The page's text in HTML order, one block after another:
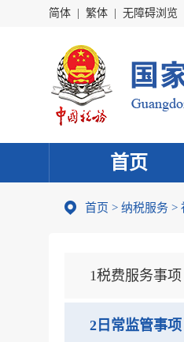
简体 繁体 无障碍浏览
首页
首页 > 纳税服务 >
1税费服务事项
2日常监管事项